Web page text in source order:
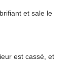
et sale le
est cassé, et